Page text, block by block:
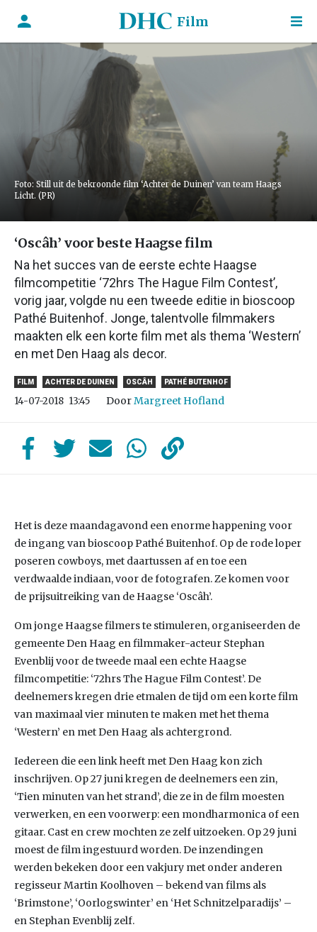
Film
Foto: Still uit de bekroonde film ‘Achter de Duinen’ van team Haags
Licht. (PR)
‘Oscâh’ voor beste Haagse film
Na het succes van de eerste echte Haagse
filmcompetitie ‘72hrs The Hague Film Contest’,
vorig jaar, volgde nu een tweede editie in bioscoop
Pathé Buitenhof. Jonge, talentvolle filmmakers
maakten elk een korte film met als thema ‘Western’
en met Den Haag als decor.
FILM ACHTER DE DUINEN OSCÂH PATHÉ BUTENHOF
14-07-2018 13:45 DoorMargreet Hofland
Het is deze maandagavond een enorme happening voor
de ingang van bioscoop Pathé Buitenhof. Op de rode loper
poseren cowboys, met daartussen af en toe een
verdwaalde indiaan, voor de fotografen. Ze komen voor
de prijsuitreiking van de Haagse ‘Oscâh’.
Om jonge Haagse filmers te stimuleren, organiseerden de
gemeente Den Haag en filmmaker-acteur Stephan
Evenblij voor de tweede maal een echte Haagse
filmcompetitie: ‘72hrs The Hague Film Contest’. De
deelnemers kregen drie etmalen de tijd om een korte film
van maximaal vier minuten te maken met het thema
‘Western’ en met Den Haag als achtergrond.
Iedereen die een link heeft met Den Haag kon zich
inschrijven. Op 27 juni kregen de deelnemers een zin,
‘Tien minuten van het strand’, die ze in de film moesten
verwerken, en een voorwerp: een mondharmonica of een
gitaar. Cast en crew mochten ze zelf uitzoeken. Op 29 juni
moest de film ingestuurd worden. De inzendingen
werden bekeken door een vakjury met onder anderen
regisseur Martin Koolhoven – bekend van films als
‘Brimstone’, ‘Oorlogswinter’ en ‘Het Schnitzelparadijs’ –
en Stephan Evenblij zelf.